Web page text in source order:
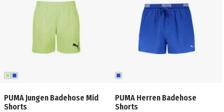
PUMA Jungen Badehose Mid
Shorts
PUMA Herren Badehose
Shorts